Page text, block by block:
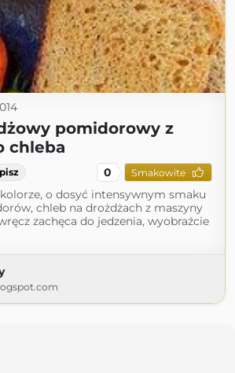
pomidorowy z
chleba
0 Smakowite
o dosyć intensywnym smaku
chleb na drożdżach z maszyny
zachęca do jedzenia, wyobraźcie